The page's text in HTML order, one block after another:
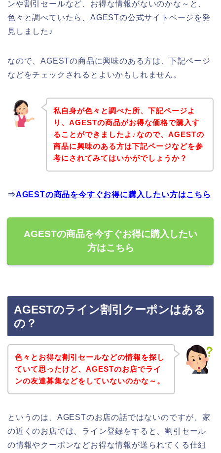
ンや割引セールなど、お得な情報がないのかな～と、
色々と調べていたら、AGESTの公式サイトページを発
見しました♪
なので、AGESTの商品に興味のある方は、下記ページ
などをチェックされるとよいかもしれません。
私自身が色々と調べた所、下記ページよ
り、AGESTの商品がお得な価格で購入す
ることができましたよ♪なので、AGESTの
商品に興味のある方は下記ページなどを参
考にされてみてはいかがでしょうか？
⇒AGESTの商品を今すぐお得に購入したい方はこちら
AGESTの商品を今すぐお得に購入したい
方はこちら
AGESTのライン割引クーポンはある
の？
色々とお得な割引セールなどの情報を探し
ていて思ったけど、AGESTのお店でライ
ンの友達募集などをしていないのかな～。
というのは、AGESTのお店の話ではないのですが、家
の近くのお店では、ライン登録をすると、割引セール
の情報やクーポンなどお得な情報が送られてくる仕組